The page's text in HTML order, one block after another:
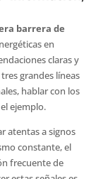
barrera de
en
claras y
grandes líneas
hablar con los
ejemplo.
atentas a signos
constante, el
frecuente de